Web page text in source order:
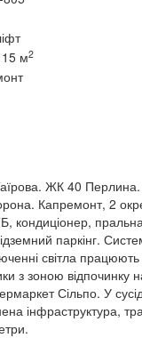
м2
ЖК 40 Перлина.
Капремонт, 2
кондиціонер,
паркінг.
світла
з зоною відпочинку
Сільпо. У
інфраструктура,